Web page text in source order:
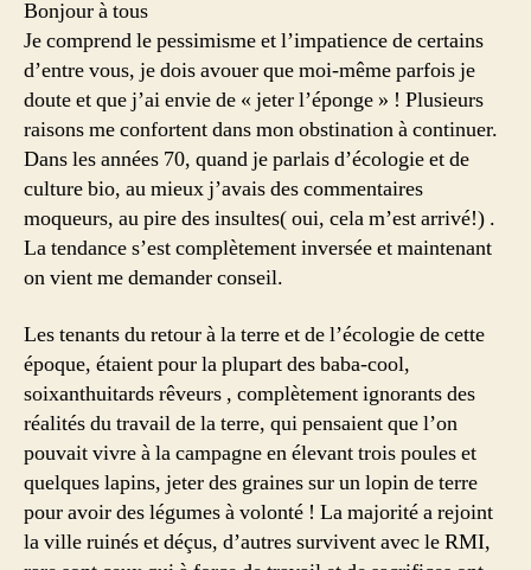
Bonjour à tous
Je comprend le pessimisme et l’impatience de certains
d’entre vous, je dois avouer que moi-même parfois je
doute et que j’ai envie de « jeter l’éponge » ! Plusieurs
raisons me confortent dans mon obstination à continuer.
Dans les années 70, quand je parlais d’écologie et de
culture bio, au mieux j’avais des commentaires
moqueurs, au pire des insultes( oui, cela m’est arrivé!) .
La tendance s’est complètement inversée et maintenant
on vient me demander conseil.
Les tenants du retour à la terre et de l’écologie de cette
époque, étaient pour la plupart des baba-cool,
soixanthuitards rêveurs , complètement ignorants des
réalités du travail de la terre, qui pensaient que l’on
pouvait vivre à la campagne en élevant trois poules et
quelques lapins, jeter des graines sur un lopin de terre
pour avoir des légumes à volonté ! La majorité a rejoint
la ville ruinés et déçus, d’autres survivent avec le RMI,